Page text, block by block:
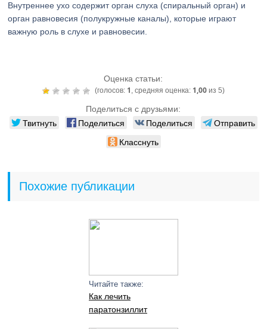
Внутреннее ухо содержит орган слуха (спиральный орган) и
орган равновесия (полукружные каналы), которые играют
важную роль в слухе и равновесии.
Оценка статьи:
(голосов: 1 , средняя оценка: 1,00из 5)
Поделиться с друзьями:
Твитнуть Поделиться Поделиться
Отправить
Класснуть
Похожие публикации
Читайте также:
Как лечить
паратонзиллит